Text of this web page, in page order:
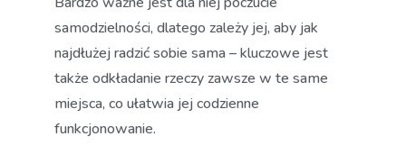
samodzielności, dlatego zależy jej, aby jak
najdłużej radzić sobie sama – kluczowe jest
także odkładanie rzeczy zawsze w te same
miejsca, co ułatwia jej codzienne
funkcjonowanie.